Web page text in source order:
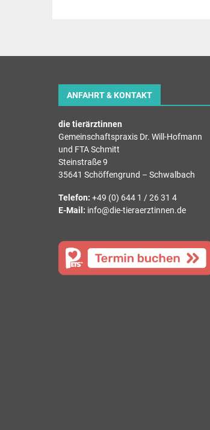
ANFAHRT & KONTAKT
die tierärztinnen
Gemeinschaftspraxis Dr. Will-Hofmann
und FTA Schmitt
Steinstraße 9
35641 Schöffengrund – Schwalbach
Telefon: +49 (0) 644 1 / 26 31 4
E-Mail: info@die-tieraerztinnen.de